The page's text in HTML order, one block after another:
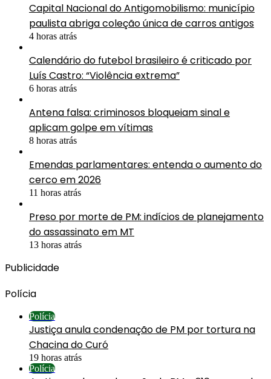
Capital Nacional do Antigomobilismo: município
paulista abriga coleção única de carros antigos
4 horas atrás
Calendário do futebol brasileiro é criticado por
Luís Castro: “Violência extrema”
6 horas atrás
Antena falsa: criminosos bloqueiam sinal e
aplicam golpe em vítimas
8 horas atrás
Emendas parlamentares: entenda o aumento do
cerco em 2026
11 horas atrás
Preso por morte de PM: indícios de planejamento
do assassinato em MT
13 horas atrás
Publicidade
Polícia
Polícia
Justiça anula condenação de PM por tortura na
Chacina do Curó
19 horas atrás
Polícia